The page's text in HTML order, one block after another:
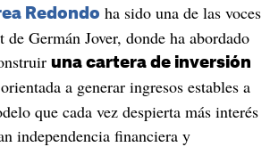
Redondo ha sido una de las voces
de Germán Jover, donde ha abordado
una cartera de inversión
a generar ingresos estables a
que cada vez despierta más interés
independencia financiera y